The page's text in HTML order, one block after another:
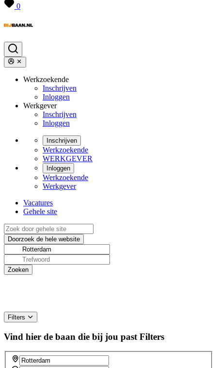
0
Werkzoekende
Inschrijven
Inloggen
Werkgever
Inschrijven
Inloggen
Inschrijven
Werkzoekende
WERKGEVER
Inloggen
Werkzoekende
Werkgever
Vacatures
Gehele site
Filters
Vind hier de baan die bij jou past Filters